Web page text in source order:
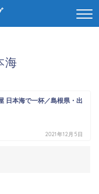
海
日本海で一杯／島根県・出
2021年12月5日